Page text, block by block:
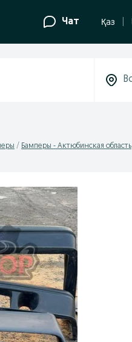
Чат Қаз
Бамперы - Актюбинская область